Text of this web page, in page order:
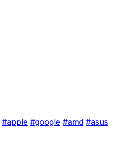
#apple #google #amd #asus